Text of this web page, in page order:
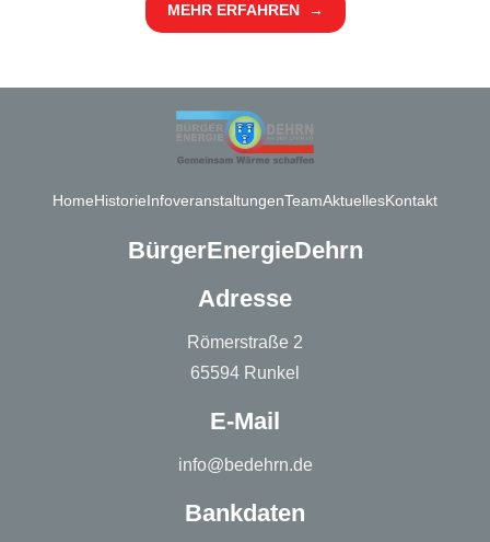
MEHR ERFAHREN →
BürgerEnergieDehrn
Adresse
Römerstraße 2
65594 Runkel
E-Mail
info@bedehrn.de
Bankdaten
HomeHistorieInfoveranstaltungenTeamAktuellesKontakt